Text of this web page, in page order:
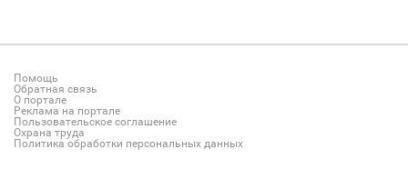
Помощь
Обратная связь
О портале
Реклама на портале
Пользовательское соглашение
Охрана труда
Политика обработки персональных данных